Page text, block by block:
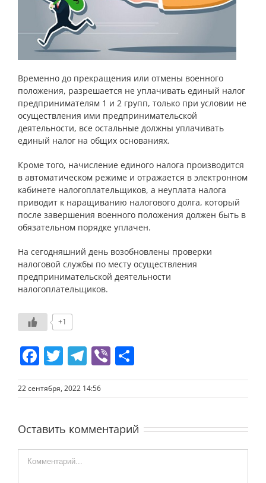
Временно до прекращения или отмены военного
положения, разрешается не уплачивать единый налог
предпринимателям 1 и 2 групп, только при условии не
осуществления ими предпринимательской
деятельности, все остальные должны уплачивать
единый налог на общих основаниях.
Кроме того, начисление единого налога производится
в автоматическом режиме и отражается в электронном
кабинете налогоплательщиков, а неуплата налога
приводит к наращиванию налогового долга, который
после завершения военного положения должен быть в
обязательном порядке уплачен.
На сегодняшний день возобновлены проверки
налоговой службы по месту осуществления
предпринимательской деятельности
налогоплательщиков.
+1
Facebook
Twitter
Telegram
Viber
22 сентября, 2022 14:56
Оставить комментарий